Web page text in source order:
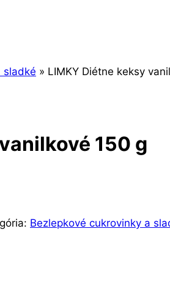
sladké » LIMKY Diétne keksy
150 g
Bezlepkové cukrovinky a